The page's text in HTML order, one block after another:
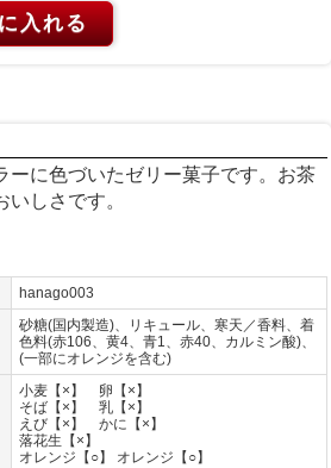
ーに色づいたゼリー菓子です。お茶
しさです。
hanago003
砂糖(国内製造)、リキュール、寒天／香料、着
色料(赤106、黄4、青1、赤40、カルミン酸)、
(一部にオレンジを含む)
小麦【×】 卵【×】
そば【×】 乳【×】
えび【×】 かに【×】
落花生【×】
オレンジ【○】 オレンジ【○】